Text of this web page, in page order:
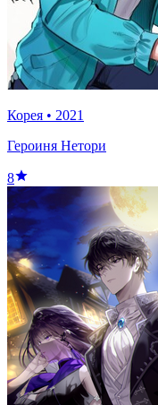
Корея • 2021
Героиня Нетори
8